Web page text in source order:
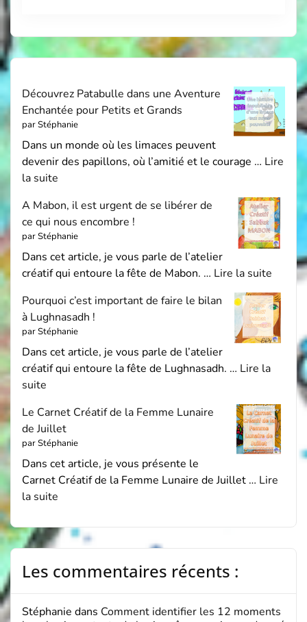
Découvrez Patabulle dans une Aventure
Enchantée pour Petits et Grands
par Stéphanie
Dans un monde où les limaces peuvent
devenir des papillons, où l’amitié et le courage … Lire
la suite
A Mabon, il est urgent de se libérer de
ce qui nous encombre !
par Stéphanie
Dans cet article, je vous parle de l’atelier
créatif qui entoure la fête de Mabon. … Lire la suite
Pourquoi c’est important de faire le bilan
à Lughnasadh !
par Stéphanie
Dans cet article, je vous parle de l’atelier
créatif qui entoure la fête de Lughnasadh. … Lire la
suite
Le Carnet Créatif de la Femme Lunaire
de Juillet
par Stéphanie
Dans cet article, je vous présente le
Carnet Créatif de la Femme Lunaire de Juillet … Lire
la suite
Les commentaires récents :
Stéphanie dans Comment identifier les 12 moments